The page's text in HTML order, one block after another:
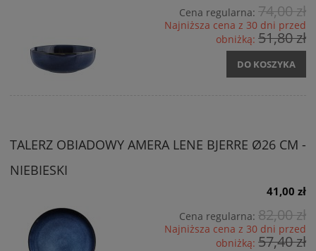
Cena regularna: 74,00 zł
Najniższa cena z 30 dni przed
obniżką: 51,80 zł
DO KOSZYKA
TALERZ OBIADOWY AMERA LENE BJERRE Ø26 CM -
NIEBIESKI
41,00 zł
Cena regularna: 82,00 zł
Najniższa cena z 30 dni przed
obniżką: 57,40 zł